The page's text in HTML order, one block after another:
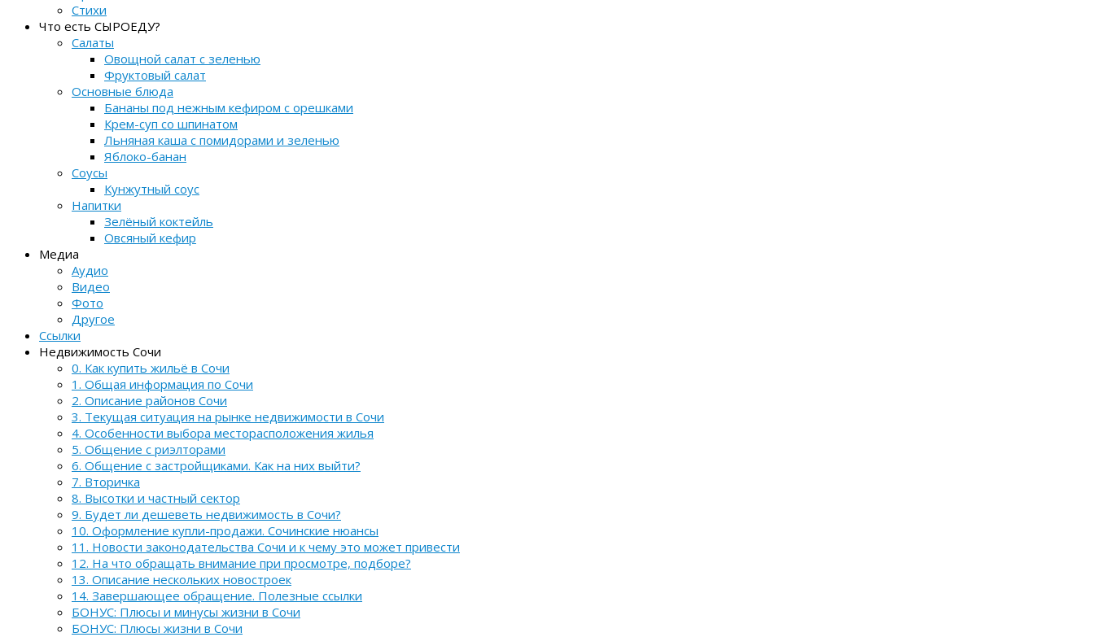
Стихи
Что есть СЫРОЕДУ?
Салаты
Овощной салат с зеленью
Фруктовый салат
Основные блюда
Бананы под нежным кефиром с орешками
Крем-суп со шпинатом
Льняная каша с помидорами и зеленью
Яблоко-банан
Соусы
Кунжутный соус
Напитки
Зелёный коктейль
Овсяный кефир
Медиа
Аудио
Видео
Фото
Другое
Ссылки
Недвижимость Сочи
0. Как купить жильё в Сочи
1. Общая информация по Сочи
2. Описание районов Сочи
3. Текущая ситуация на рынке недвижимости в Сочи
4. Особенности выбора месторасположения жилья
5. Общение с риэлторами
6. Общение с застройщиками. Как на них выйти?
7. Вторичка
8. Высотки и частный сектор
9. Будет ли дешеветь недвижимость в Сочи?
10. Оформление купли-продажи. Сочинские нюансы
11. Новости законодательства Сочи и к чему это может привести
12. На что обращать внимание при просмотре, подборе?
13. Описание нескольких новостроек
14. Завершающее обращение. Полезные ссылки
БОНУС: Плюсы и минусы жизни в Сочи
БОНУС: Плюсы жизни в Сочи